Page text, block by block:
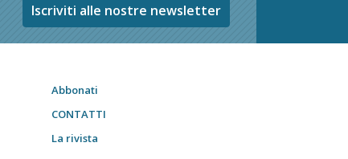
Iscriviti alle nostre newsletter
Abbonati
CONTATTI
La rivista